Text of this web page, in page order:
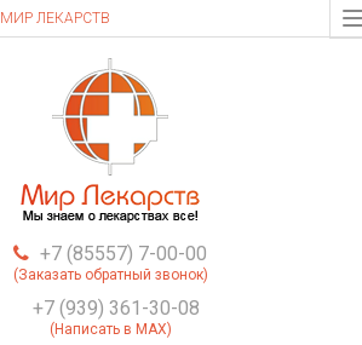
МИР ЛЕКАРСТВ
+7 (85557) 7-00-00
(Заказать обратный звонок)
+7 (939) 361-30-08
(Написать в MAX)